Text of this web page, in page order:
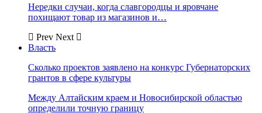
Нередки случаи, когда славгородцы и яровчане
похищают товар из магазинов и…
Prev Next
Власть
Сколько проектов заявлено на конкурс Губернаторских
грантов в сфере культуры
Между Алтайским краем и Новосибирской областью
определили точную границу